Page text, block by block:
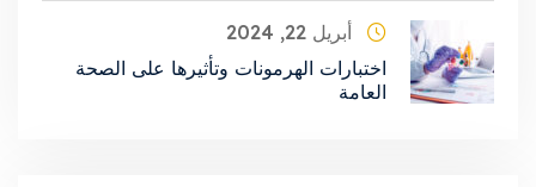
أبريل 22, 2024
اختبارات الهرمونات وتأثيرها على الصحة
العامة